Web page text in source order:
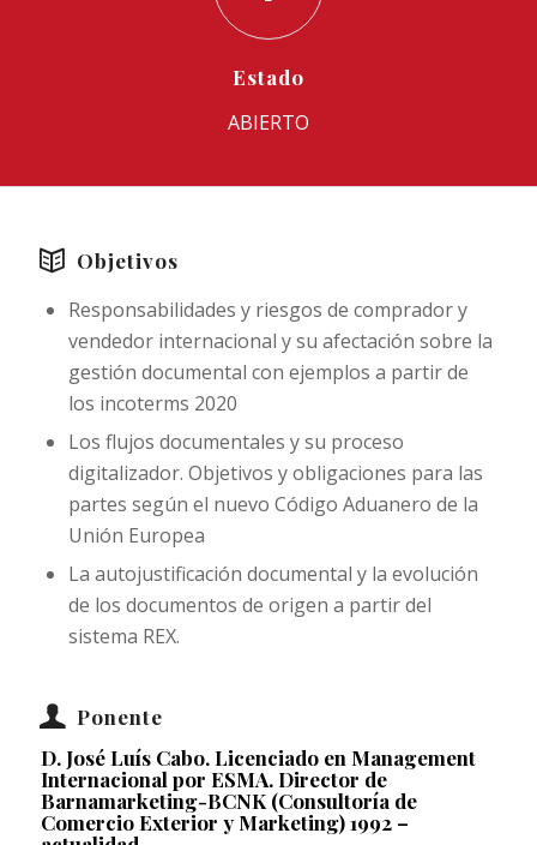
Estado
ABIERTO
Objetivos
Responsabilidades y riesgos de comprador y
vendedor internacional y su afectación sobre la
gestión documental con ejemplos a partir de
los incoterms 2020
Los flujos documentales y su proceso
digitalizador. Objetivos y obligaciones para las
partes según el nuevo Código Aduanero de la
Unión Europea
La autojustificación documental y la evolución
de los documentos de origen a partir del
sistema REX.
Ponente
D. José Luís Cabo. Licenciado en Management
Internacional por ESMA. Director de
Barnamarketing-BCNK (Consultoría de
Comercio Exterior y Marketing) 1992 –